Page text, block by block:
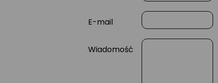
E-mail
Wiadomość